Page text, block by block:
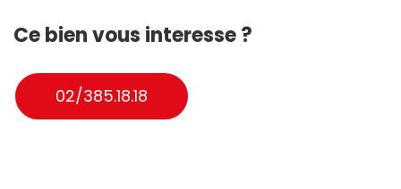
Ce bien vous interesse ?
02/385.18.18